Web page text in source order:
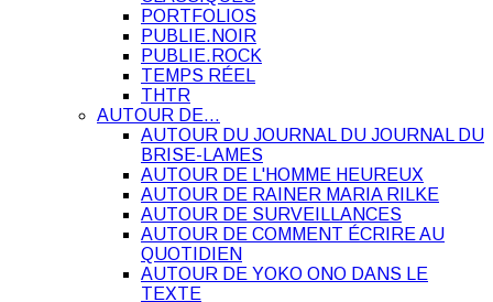
PORTFOLIOS
PUBLIE.NOIR
PUBLIE.ROCK
TEMPS RÉEL
THTR
AUTOUR DE…
AUTOUR DU JOURNAL DU JOURNAL DU
BRISE-LAMES
AUTOUR DE L'HOMME HEUREUX
AUTOUR DE RAINER MARIA RILKE
AUTOUR DE SURVEILLANCES
AUTOUR DE COMMENT ÉCRIRE AU
QUOTIDIEN
AUTOUR DE YOKO ONO DANS LE
TEXTE